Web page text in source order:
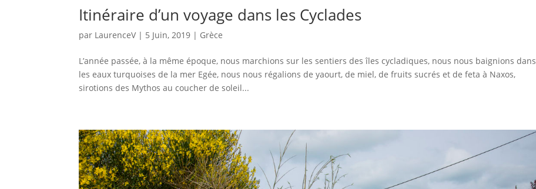
Itinéraire d’un voyage dans les Cyclades
par LaurenceV | 5 Juin, 2019 | Grèce
L’année passée, à la même époque, nous marchions sur les sentiers des îles cycladiques, nous nous baignions dans
les eaux turquoises de la mer Egée, nous nous régalions de yaourt, de miel, de fruits sucrés et de feta à Naxos,
sirotions des Mythos au coucher de soleil...